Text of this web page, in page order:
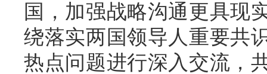
国，加强战略沟通更具现
绕落实两国领导人重要共
热点问题进行深入交流，